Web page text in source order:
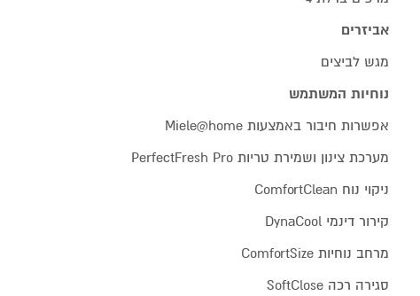
אביזרים
מגש לביצים
נוחיות המשתמש
אפשרות חיבור באמצעות Miele@home
מערכת צינון ושמירת טריות PerfectFresh Pro
ניקוי נוח ComfortClean
קירור דינמי DynaCool
מרחב נוחיות ComfortSize
סגירה רכה SoftClose